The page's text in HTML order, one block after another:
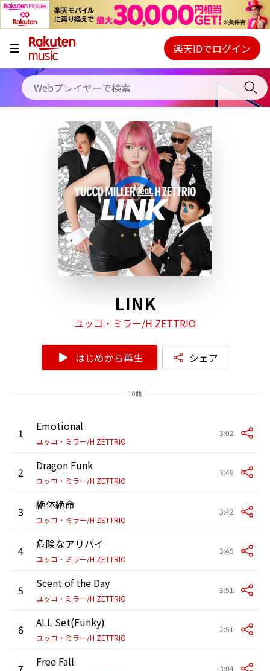
キャンペーン
料金プラン
使い方
初回30日間無料お試し
Webプレイヤー
ご契約内容の確認・変更
楽天IDでログイン
LINK
ユッコ・ミラー/H ZETTRIO
はじめから再生 シェア
10曲
1 Emotional
ユッコ・ミラー/H ZETTRIO
3:02
2 Dragon Funk
ユッコ・ミラー/H ZETTRIO
3:49
3 絶体絶命
ユッコ・ミラー/H ZETTRIO
3:42
4 危険なアリバイ
ユッコ・ミラー/H ZETTRIO
3:45
5 Scent of the Day
ユッコ・ミラー/H ZETTRIO
3:51
6 ALL Set(Funky)
ユッコ・ミラー/H ZETTRIO
2:51
Free Fall 3:04